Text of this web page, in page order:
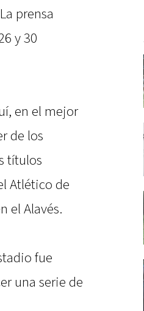
prensa
y 30
en el mejor
de los
títulos
Atlético de
el Alavés.
fue
una serie de